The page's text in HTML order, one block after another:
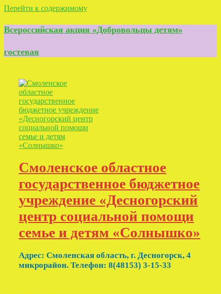
Перейти к содержимому
Всероссийская акция «Добровольцы детям»
гостевая
Смоленское областное
государственное бюджетное
учреждение «Десногорский
центр социальной помощи
семье и детям «Солнышко»
Адрес: Смоленская область, г. Десногорск, 4
микрорайон. Телефон: 8(48153) 3-15-33